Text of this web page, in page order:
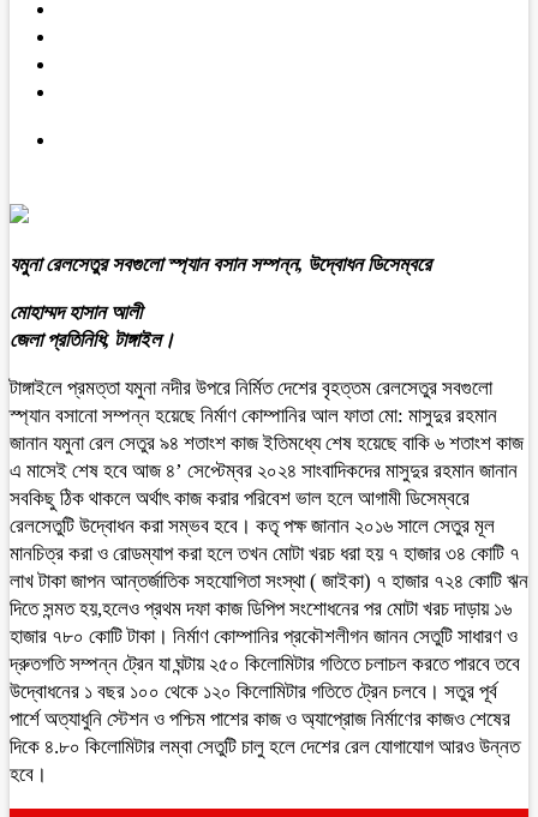
যমুনা রেলসেতুর সবগুলো স্প্যান বসান সম্পন্ন, উদ্বোধন ডিসেম্বরে
মোহাম্মদ হাসান আলী
জেলা প্রতিনিধি, টাঙ্গাইল।
টাঙ্গাইলে প্রমত্তা যমুনা নদীর উপরে নির্মিত দেশের বৃহত্তম রেলসেতুর সবগুলো
স্প্যান বসানো সম্পন্ন হয়েছে নির্মাণ কোম্পানির আল ফাতা মো: মাসুদুর রহমান
জানান যমুনা রেল সেতুর ৯৪ শতাংশ কাজ ইতিমধ্যে শেষ হয়েছে বাকি ৬ শতাংশ কাজ
এ মাসেই শেষ হবে আজ ৪’ সেপ্টেম্বর ২০২৪ সাংবাদিকদের মাসুদুর রহমান জানান
সবকিছু ঠিক থাকলে অর্থাৎ কাজ করার পরিবেশ ভাল হলে আগামী ডিসেম্বরে
রেলসেতুটি উদ্বোধন করা সম্ভব হবে। কতৃ পক্ষ জানান ২০১৬ সালে সেতুর মূল
মানচিত্র করা ও রোডম্যাপ করা হলে তখন মোটা খরচ ধরা হয় ৭ হাজার ৩৪ কোটি ৭
লাখ টাকা জাপন আন্তর্জাতিক সহযোগিতা সংস্থা ( জাইকা) ৭ হাজার ৭২৪ কোটি ঋন
দিতে সন্মত হয়,হলেও প্রথম দফা কাজ ডিপিপ সংশোধনের পর মোটা খরচ দাড়ায় ১৬
হাজার ৭৮০ কোটি টাকা। নির্মাণ কোম্পানির প্রকৌশলীগন জানন সেতুটি সাধারণ ও
দ্রুতগতি সম্পন্ন ট্রেন যা ঘন্টায় ২৫০ কিলোমিটার গতিতে চলাচল করতে পারবে তবে
উদ্বোধনের ১ বছর ১০০ থেকে ১২০ কিলোমিটার গতিতে ট্রেন চলবে। সতুর পূর্ব
পার্শে অত্যাধুনি স্টেশন ও পশ্চিম পাশের কাজ ও অ্যাপ্রোজ নির্মাণের কাজও শেষের
দিকে ৪.৮০ কিলোমিটার লম্বা সেতুটি চালু হলে দেশের রেল যোগাযোগ আরও উন্নত
হবে।